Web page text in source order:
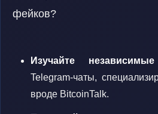
фейков?
Изучайте
Telegram-чаты,
вроде BitcoinTalk.